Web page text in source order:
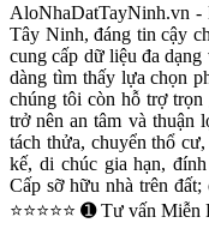
AloNhaDatTayNinh.vn -
Tây Ninh, đáng tin cậy
cung cấp dữ liệu đa
dàng tìm thấy lựa chọn
chúng tôi còn hỗ trợ
trở nên an tâm và thuận
tách thửa, chuyển thổ
kế, di chúc gia hạn,
Cấp sỡ hữu nhà trên
⭐⭐⭐⭐⭐ ➊ Tư vấn